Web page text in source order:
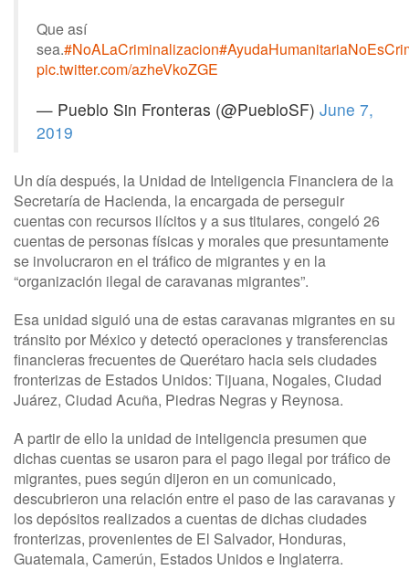
Que así
sea.#NoALaCriminalizacion
pic.twitter.com/azheVkoZGE
— Pueblo Sin Fronteras (@PuebloSF) June 7,
2019
Un día después, la Unidad de Inteligencia Financiera de la
Secretaría de Hacienda, la encargada de perseguir
cuentas con recursos ilícitos y a sus titulares, congeló 26
cuentas de personas físicas y morales que presuntamente
se involucraron en el tráfico de migrantes y en la
“organización ilegal de caravanas migrantes”.
Esa unidad siguió una de estas caravanas migrantes en su
tránsito por México y detectó operaciones y transferencias
financieras frecuentes de Querétaro hacia seis ciudades
fronterizas de Estados Unidos: Tijuana, Nogales, Ciudad
Juárez, Ciudad Acuña, Piedras Negras y Reynosa.
A partir de ello la unidad de inteligencia presumen que
dichas cuentas se usaron para el pago ilegal por tráfico de
migrantes, pues según dijeron en un comunicado,
descubrieron una relación entre el paso de las caravanas y
los depósitos realizados a cuentas de dichas ciudades
fronterizas, provenientes de El Salvador, Honduras,
Guatemala, Camerún, Estados Unidos e Inglaterra.